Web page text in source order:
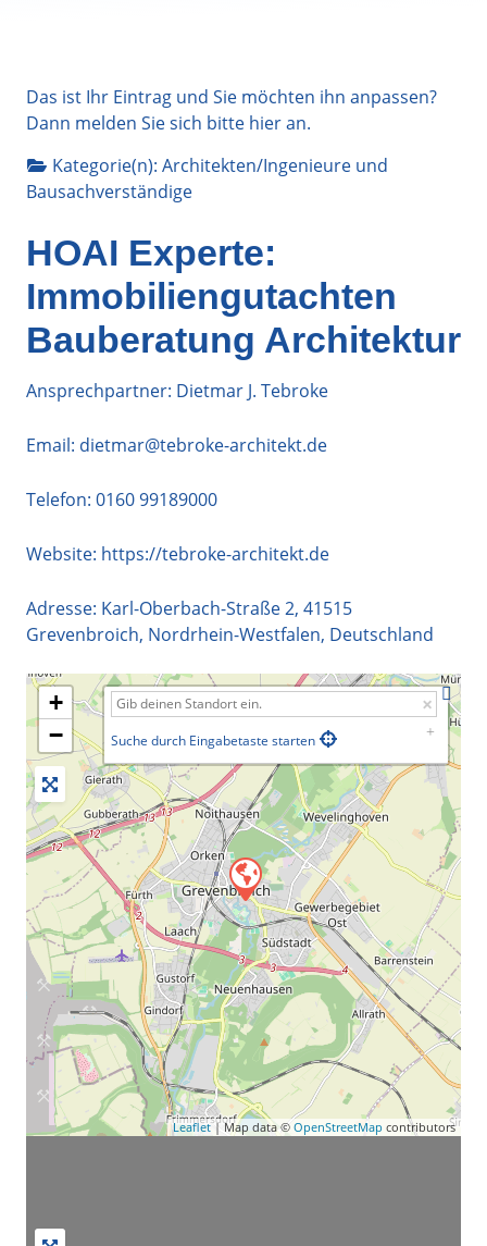
Das ist Ihr Eintrag und Sie möchten ihn anpassen?
Dann melden Sie sich bitte hieran.
Kategorie(n): Architekten/Ingenieure und
Bausachverständige
HOAI Experte:
Immobiliengutachten
Bauberatung Architektur
Ansprechpartner: Dietmar J. Tebroke
Email: dietmar@tebroke-architekt.de
Telefon: 0160 99189000
Website: https://tebroke-architekt.de
Adresse: Karl-Oberbach-Straße 2, 41515
Grevenbroich, Nordrhein-Westfalen, Deutschland
+
−
Suche durch Eingabetaste starten
Leaflet| Map data © OpenStreetMap contributors